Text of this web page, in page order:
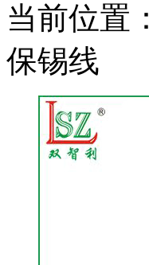
当前位置：
保锡线